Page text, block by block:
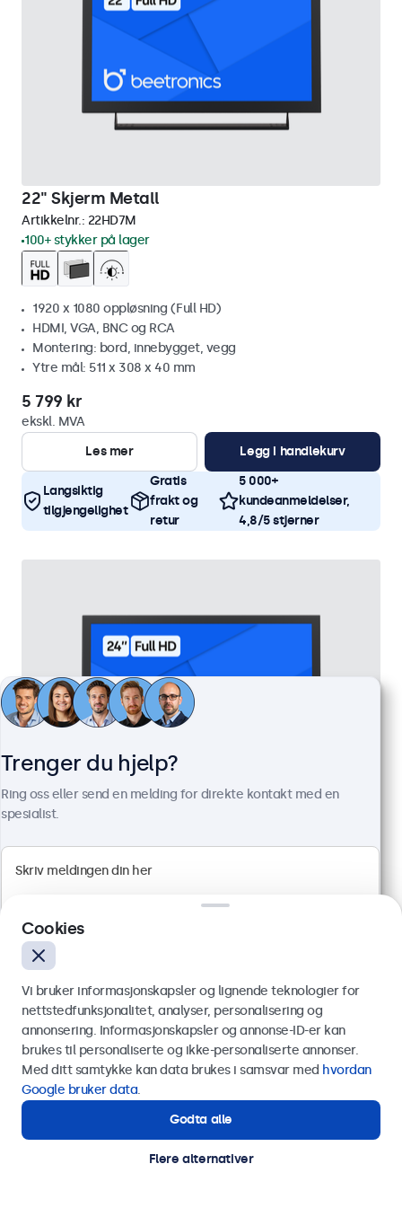
22" Skjerm Metall
Artikkelnr.: 22HD7M
100+ stykker på lager
1920 x 1080 oppløsning (Full HD)
HDMI, VGA, BNC og RCA
Montering: bord, innebygget, vegg
Ytre mål: 511 x 308 x 40 mm
5 799 kr
ekskl. MVA
Les mer
Legg i handlekurv
Langsiktig
tilgjengelighet
Gratis
frakt og
retur
5 000+
kundeanmeldelser,
4,8/5 stjerner
24" Skjerm Metall
Artikkelnr.:
24HD7M
1920 x 1080 oppløsning (Full HD)
HDMI, VGA, BNC og RCA
Montering: bord, innebygget, vegg
Ytre mål: 560 x 337 x 41 mm
5 899 kr
ekskl. MVA
Les mer
Trenger du hjelp?
Ring oss eller send en melding for direkte kontakt med en
spesialist.
Send
Eller ring oss på
Kontakt våre spesialister.
Cookies
Vi bruker informasjonskapsler og lignende teknologier for
nettstedfunksjonalitet, analyser, personalisering og
annonsering. Informasjonskapsler og annonse-ID-er kan
brukes til personaliserte og ikke-personaliserte annonser.
Med ditt samtykke kan data brukes i samsvar med hvordan
Google bruker data.
Godta alle
Flere alternativer